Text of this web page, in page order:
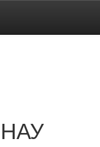
НАУ